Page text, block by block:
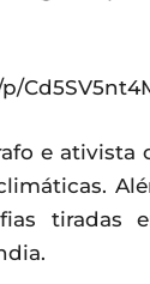
e
tiradas